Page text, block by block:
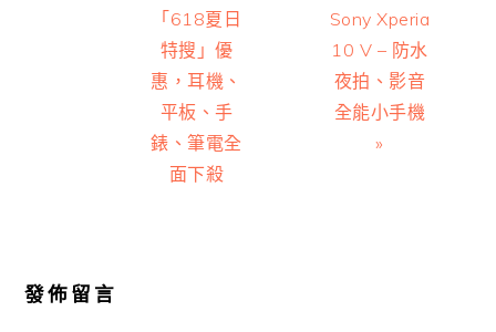
Post:
「618夏日
特搜」優
惠，耳機、
平板、手
錶、筆電全
面下殺
Post:
Sony Xperia
10 V – 防水
夜拍、影音
全能小手機
»
發佈留言